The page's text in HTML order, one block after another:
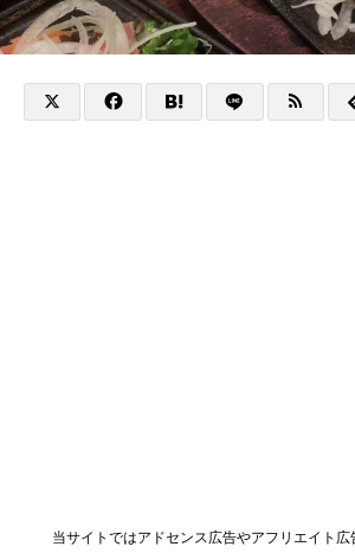
当サイトではアドセンス広告やアフリエイト